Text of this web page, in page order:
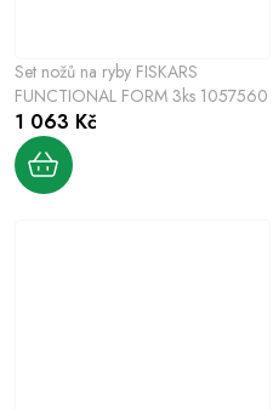
Set nožů na ryby FISKARS
FUNCTIONAL FORM 3ks 1057560
1 063 Kč